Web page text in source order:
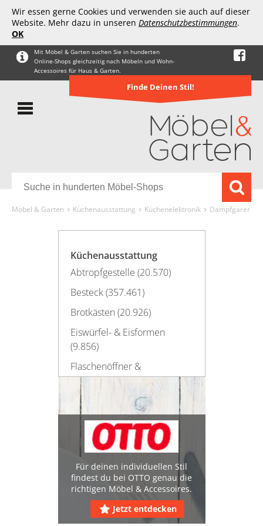
Wir essen gerne Cookies und verwenden sie auch auf dieser
Website. Mehr dazu in unseren Datenschutzbestimmungen.
OK
Mit Möbel & Garten suchen Sie in hunderten
Online-Shops gleichzeitig nach Möbeln und Wohn-
Accessoires für Haus & Garten.
Finde Deinen Stil!
Möbel & Garten Küchenausstattung Küchenelektronik Dampfgarer
Küchenausstattung
Abtropfgestelle (20.570)
Besteck (357.461)
Brotkästen (20.926)
Eiswürfel- & Eisformen
(9.856)
Flaschenöffner &
Korkenzieher (16.049)
Geschirr (1.116.385)
Gläser (924.771)
Haushaltsscheren (22.040)
Kannen & Karaffen (84.764)
Käseglocken (1.318)
Küchenelektronik (280.716)
Allesschneider (1.049)
Für deinen individuellen Stil
findest du bei OTTO genau die
richtigen Möbel & Accessoires.
Jetzt entdecken